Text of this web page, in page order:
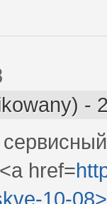
-
href=
10-08>